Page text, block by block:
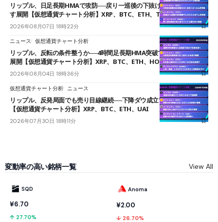
リップル、日足長期HMAで攻防──戻り一巡後の下抜けで0.95ドルを試
す展開【仮想通貨チャート分析】XRP、BTC、ETH、TAKE
2026年08月07日 18時22分
ニュース 仮想通貨チャート分析
リップル、反転の条件整うか──4時間足長期HMA突破で雲下端を目指す
展開【仮想通貨チャート分析】XRP、BTC、ETH、HOME
2026年08月04日 18時36分
仮想通貨チャート分析 ニュース
リップル、反発局面でも売り目線継続──下降ダウ成立で下値追う展開
【仮想通貨チャート分析】XRP、BTC、ETH、UAI
2026年07月30日 18時11分
変動率の高い銘柄一覧 View All
SQD
¥6.70
↑ 27.70%
Anoma
¥2.00
↓ 26.70%